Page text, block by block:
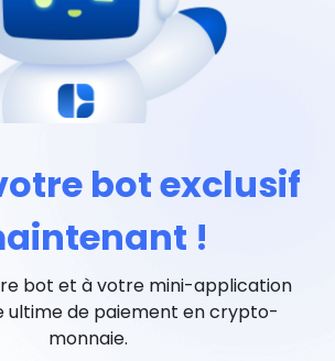
bot exclusif
!
bot et à votre mini-application
ultime de paiement en crypto-
monnaie.